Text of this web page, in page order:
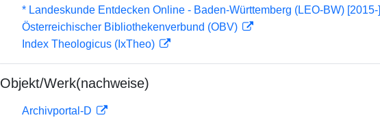
* Landeskunde Entdecken Online - Baden-Württemberg (LEO-BW) [2015-]
Österreichischer Bibliothekenverbund (OBV)
Index Theologicus (IxTheo)
Objekt/Werk(nachweise)
Archivportal-D